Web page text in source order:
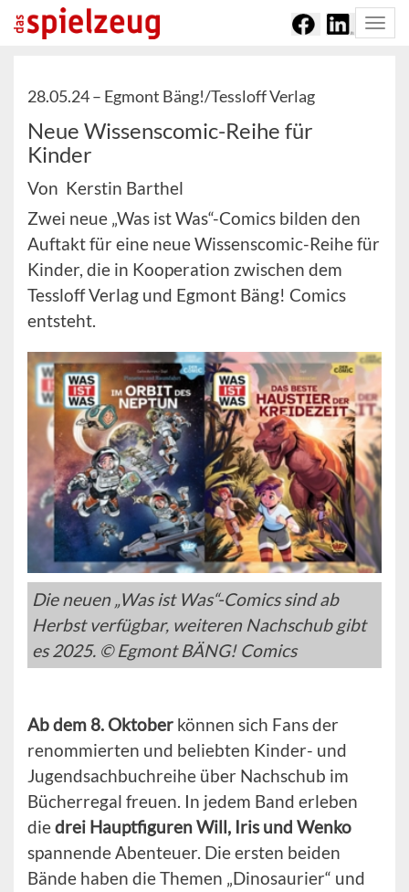
28.05.24 – Egmont Bäng!/Tessloff Verlag
Neue Wissenscomic-Reihe für
Kinder
Von Kerstin Barthel
Zwei neue „Was ist Was“-Comics bilden den
Auftakt für eine neue Wissenscomic-Reihe für
Kinder, die in Kooperation zwischen dem
Tessloff Verlag und Egmont Bäng! Comics
entsteht.
Die neuen „Was ist Was“-Comics sind ab
Herbst verfügbar, weiteren Nachschub gibt
es 2025. © Egmont BÄNG! Comics
Ab dem 8. Oktober können sich Fans der
renommierten und beliebten Kinder- und
Jugendsachbuchreihe über Nachschub im
Bücherregal freuen. In jedem Band erleben
diedrei Hauptfiguren Will, Iris und Wenko
spannende Abenteuer. Die ersten beiden
Bände haben die Themen „Dinosaurier“ und